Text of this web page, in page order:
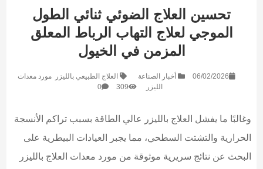
تحسين العلاج الضوئي ثنائي الطول
الموجي لعلاج التهاب الرباط المعلق
المزمن في الخيول
06/02/2026 أخبار الصناعة العلاج الطبيعي بالليزر
مورد معدات
الليزر
309
0
وغالبًا ما يفشل العلاج بالليزر عالي الطاقة بسبب تراكم الأنسجة
الحرارية والتشتت السطحي، مما يجبر العيادات البيطرية على
البحث عن نتائج سريرية موثوقة من مورد معدات العلاج بالليزر